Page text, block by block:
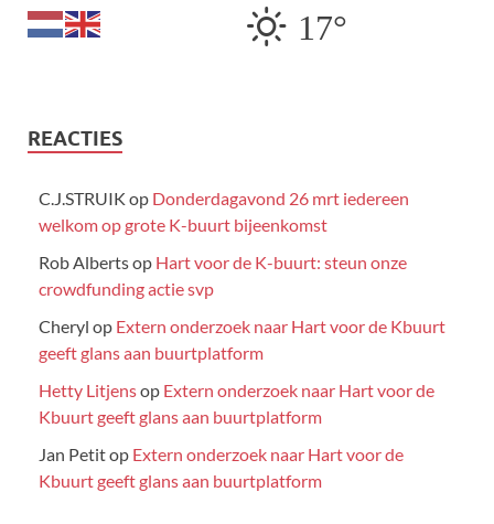
17°
REACTIES
C.J.STRUIK op Donderdagavond 26 mrt iedereen
welkom op grote K-buurt bijeenkomst
Rob Albertsop Hart voor de K-buurt: steun onze
crowdfunding actie svp
Cheryl op Extern onderzoek naar Hart voor de Kbuurt
geeft glans aan buurtplatform
Hetty Litjensop Extern onderzoek naar Hart voor de
Kbuurt geeft glans aan buurtplatform
Jan Petitop Extern onderzoek naar Hart voor de
Kbuurt geeft glans aan buurtplatform